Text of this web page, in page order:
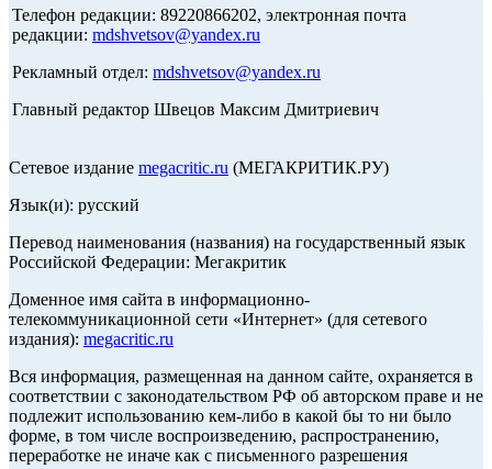
Телефон редакции: 89220866202, электронная почта
редакции: mdshvetsov@yandex.ru
Рекламный отдел: mdshvetsov@yandex.ru
Главный редактор Швецов Максим Дмитриевич
Сетевое издание megacritic.ru (МЕГАКРИТИК.РУ)
Язык(и): русский
Перевод наименования (названия) на государственный язык
Российской Федерации: Мегакритик
Доменное имя сайта в информационно-
телекоммуникационной сети «Интернет» (для сетевого
издания): megacritic.ru
Вся информация, размещенная на данном сайте, охраняется в
соответствии с законодательством РФ об авторском праве и не
подлежит использованию кем-либо в какой бы то ни было
форме, в том числе воспроизведению, распространению,
переработке не иначе как с письменного разрешения